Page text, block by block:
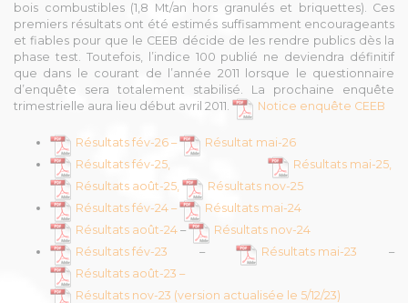
bois combustibles (1,8 Mt/an hors granulés et briquettes). Ces
premiers résultats ont été estimés suffisamment encourageants
et fiables pour que le CEEB décide de les rendre publics dès la
phase test. Toutefois, l’indice 100 publié ne deviendra définitif
que dans le courant de l’année 2011 lorsque le questionnaire
d’enquête sera totalement stabilisé. La prochaine enquête
trimestrielle aura lieu début avril 2011.
Notice enquête CEEB
Résultats fév-26 –
Résultat mai-26
Résultats fév-25,
Résultats mai-25,
Résultats août-25,
Résultats nov-25
Résultats fév-24 –
Résultats mai-24
Résultats août-24 –
Résultats nov-24
Résultats fév-23 – Résultats mai-23 –
Résultats août-23 –
Résultats nov-23 (version actualisée le 5/12/23)